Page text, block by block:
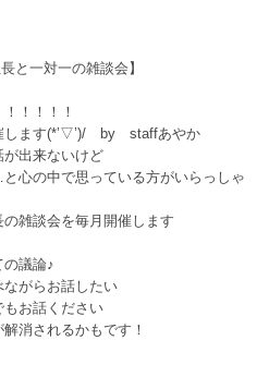
と一対一の雑談会】
！！！！
します(*’▽’)/ by staffあやか
出来ないけど
心の中で思っている方がいらっしゃ
雑談会を毎月開催します
の議論♪
がらお話したい
お話ください
消されるかもです！